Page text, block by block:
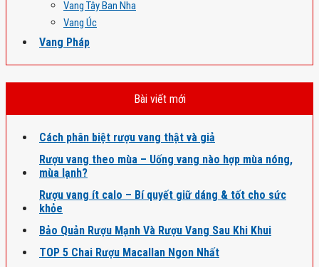
Vang Tây Ban Nha
Vang Úc
Vang Pháp
Bài viết mới
Cách phân biệt rượu vang thật và giả
Rượu vang theo mùa – Uống vang nào hợp mùa nóng,
mùa lạnh?
Rượu vang ít calo – Bí quyết giữ dáng & tốt cho sức
khỏe
Bảo Quản Rượu Mạnh Và Rượu Vang Sau Khi Khui
TOP 5 Chai Rượu Macallan Ngon Nhất